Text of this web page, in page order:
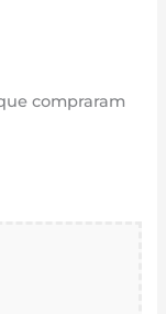
compraram